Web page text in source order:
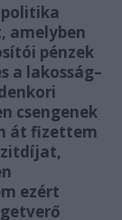
politika
amelyben
pénzek
a lakosság–
csengenek
át fizettem
ezért